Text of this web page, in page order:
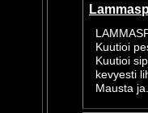
Kuutioi
Kuutioi
kevyesti
Mausta